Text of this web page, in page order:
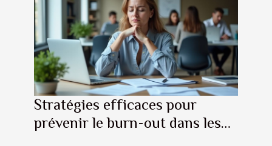
Stratégies efficaces pour
prévenir le burn-out dans les